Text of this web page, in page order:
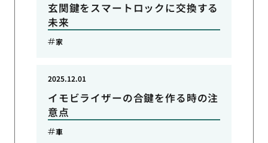
玄関鍵をスマートロックに交換する
未来
家
イモビライザーの合鍵を作る時の注
意点
2025.12.01
車